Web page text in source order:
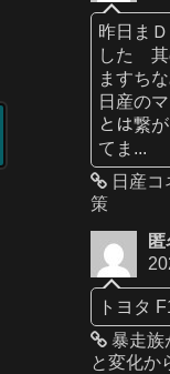
昨日ま
した 其
ますち
日産の
とは繋
てま...
日産
策
匿
トヨタ
暴走族
と変化か